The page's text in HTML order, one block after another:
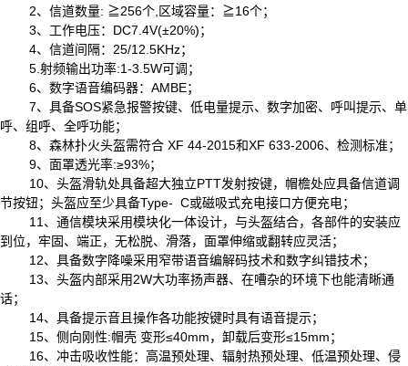
2、信道数量: ≧256个,区域容量：≧16个；
3、工作电压：DC7.4V(±20%)；
4、信道间隔：25/12.5KHz；
5.射频输出功率:1-3.5W可调；
6、数字语音编码器：AMBE；
7、具备SOS紧急报警按键、低电量提示、数字加密、呼叫提示、单
呼、组呼、全呼功能；
8、森林扑火头盔需符合 XF 44-2015和XF 633-2006、检测标准；
9、面罩透光率:≥93%；
10、头盔滑轨处具备超大独立PTT发射按键，帽檐处应具备信道调
节按钮；头盔应至少具备Type- C或磁吸式充电接口方便充电；
11、通信模块采用模块化一体设计，与头盔结合，各部件的安装应
到位，牢固、端正，无松脱、滑落，面罩伸缩或翻转应灵活；
12、具备数字降噪采用窄带语音编解码技术和数字纠错技术；
13、头盔内部采用2W大功率扬声器、在嘈杂的环境下也能清晰通
话；
14、具备提示音且操作各功能按键时具有语音提示；
15、侧向刚性:帽壳 变形≤40mm，卸载后变形≤15mm；
16、冲击吸收性能：高温预处理、辐射热预处理、低温预处理、侵